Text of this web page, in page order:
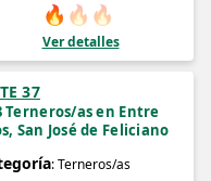
🔥 🔥 🔥
Ver detalles
37
Terneros/as en Entre
San José de Feliciano
: Terneros/as